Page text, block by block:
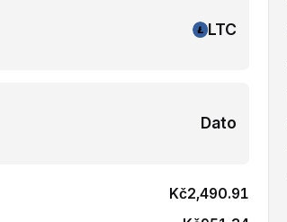
LTC
Dato
Kč2,490.91